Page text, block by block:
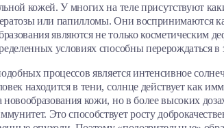
кожей. У многих на теле присутствуют
или папилломы. Они воспринимаются
являются не только косметическим
условиях способны перерождаться в
процессов является интенсивное
находится в тени, солнце действует как
новообразования кожи, но в более высоких
Это способствует росту